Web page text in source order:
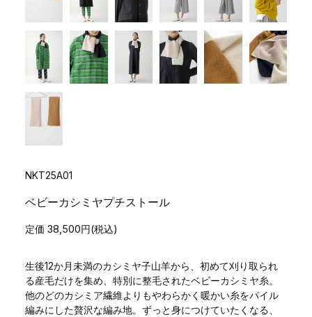
NKT25A01
ベビーカシミヤプチストール
定価 38,500円(税込)
生後12か月未満のカシミヤ子山羊から、初めて刈り取られ
る産毛だけを集め、特別に整毛されたベビーカシミヤ糸。
他のどのカシミア繊維よりもやわらかく暖かい糸をパイル
編みにした贅沢な編み地。ずっと身につけていたくなる、